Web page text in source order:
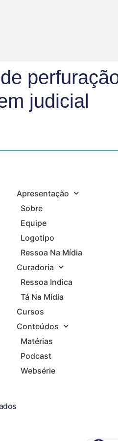
judicial
Apresentação
Sobre
Equipe
Logotipo
Ressoa Na Mídia
Curadoria
Ressoa Indica
Tá Na Mídia
Cursos
Conteúdos
Matérias
Podcast
Websérie